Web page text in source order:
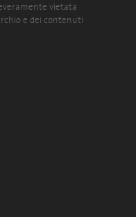
vietata
e dei contenuti